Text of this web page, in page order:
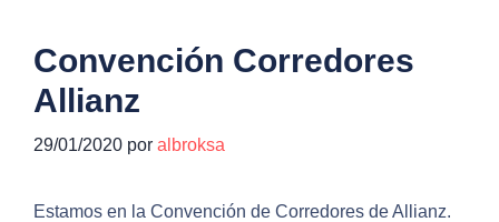
Convención Corredores
Allianz
29/01/2020 por albroksa
Estamos en la Convención de Corredores de Allianz.